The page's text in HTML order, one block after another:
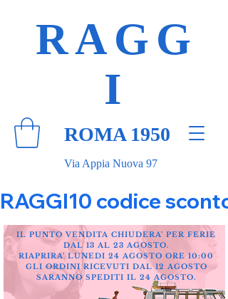
Via Appia Nuova 97
RAGG
I
ROMA 1950
RAGGI10 codice
IL PUNTO VENDITA CHIUDERA' PER FERIE
DAL 13 AL 23 AGOSTO.
RIAPRIRA' LUNEDI 24 AGOSTO ORE 10:00
GLI ORDINI RICEVUTI DAL 12 AGOSTO
SARANNO SPEDITI IL 24 AGOSTO.